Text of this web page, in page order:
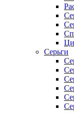
Серьги